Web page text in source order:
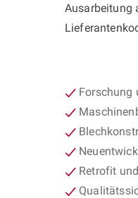
Ausarbeitung
Forschung
Retrofit